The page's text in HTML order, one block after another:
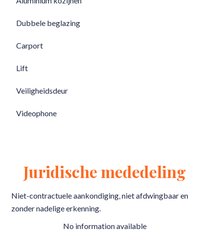
Dubbele beglazing
Carport
Lift
Veiligheidsdeur
Videophone
Juridische mededeling
Niet-contractuele aankondiging, niet afdwingbaar en
zonder nadelige erkenning.
No information available